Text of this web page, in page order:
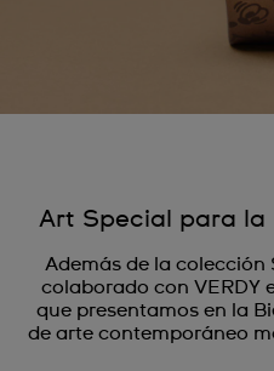
Art Special para la
Además de la colección
colaborado con VERDY
que presentamos en la
de arte contemporáneo